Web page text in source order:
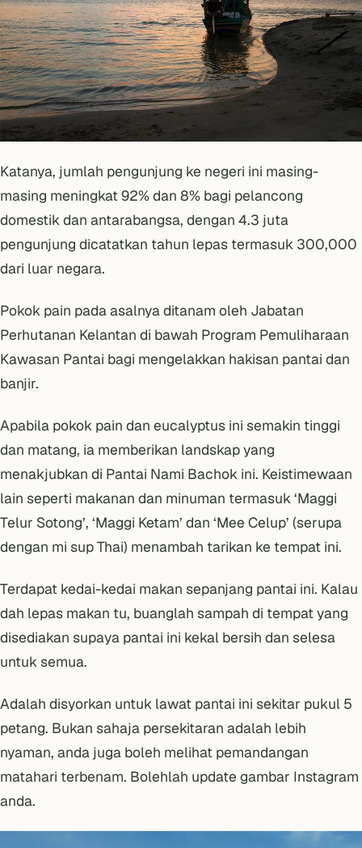
Katanya, jumlah pengunjung ke negeri ini masing-
masing meningkat 92% dan 8% bagi pelancong
domestik dan antarabangsa, dengan 4.3 juta
pengunjung dicatatkan tahun lepas termasuk 300,000
dari luar negara.
Pokok pain pada asalnya ditanam oleh Jabatan
Perhutanan Kelantan di bawah Program Pemuliharaan
Kawasan Pantai bagi mengelakkan hakisan pantai dan
banjir.
Apabila pokok pain dan eucalyptus ini semakin tinggi
dan matang, ia memberikan landskap yang
menakjubkan di Pantai Nami Bachok ini. Keistimewaan
lain seperti makanan dan minuman termasuk ‘Maggi
Telur Sotong’, ‘Maggi Ketam’ dan ‘Mee Celup’ (serupa
dengan mi sup Thai) menambah tarikan ke tempat ini.
Terdapat kedai-kedai makan sepanjang pantai ini. Kalau
dah lepas makan tu, buanglah sampah di tempat yang
disediakan supaya pantai ini kekal bersih dan selesa
untuk semua.
Adalah disyorkan untuk lawat pantai ini sekitar pukul 5
petang. Bukan sahaja persekitaran adalah lebih
nyaman, anda juga boleh melihat pemandangan
matahari terbenam. Bolehlah update gambar Instagram
anda.